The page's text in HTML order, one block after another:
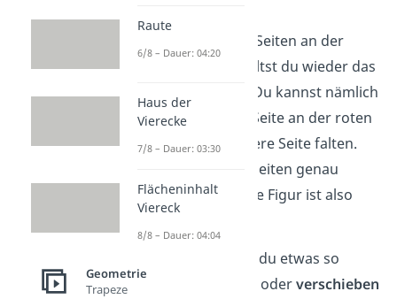
du die Seiten an der
, erhältst du wieder das
gleiche Dreieck. Du kannst nämlich
einfach die eine Seite an der roten
Linie auf die andere Seite falten.
Dann liegen die Seiten genau
übereinander. Die Figur ist also
Merke dir: Wenn du etwas so
spiegeln
oderverschieben
Raute
6/8 – Dauer: 04:20
Haus der
Vierecke
7/8 – Dauer: 03:30
Flächeninhalt
Viereck
8/8 – Dauer: 04:04
Geometrie
Trapeze